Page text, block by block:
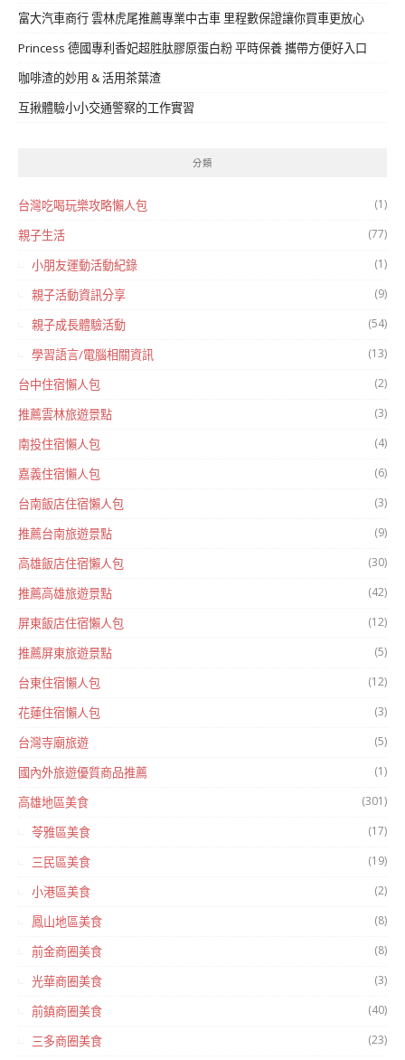
富大汽車商行 雲林虎尾推薦專業中古車 里程數保證讓你買車更放心
Princess 德國專利香妃超胜肽膠原蛋白粉 平時保養 攜帶方便好入口
咖啡渣的妙用 & 活用茶葉渣
互揪體驗小小交通警察的工作實習
分類
台灣吃喝玩樂攻略懶人包 (1)
親子生活 (77)
小朋友運動活動紀錄 (1)
親子活動資訊分享 (9)
親子成長體驗活動 (54)
學習語言/電腦相關資訊 (13)
台中住宿懶人包 (2)
推薦雲林旅遊景點 (3)
南投住宿懶人包 (4)
嘉義住宿懶人包 (6)
台南飯店住宿懶人包 (3)
推薦台南旅遊景點 (9)
高雄飯店住宿懶人包 (30)
推薦高雄旅遊景點 (42)
屏東飯店住宿懶人包 (12)
推薦屏東旅遊景點 (5)
台東住宿懶人包 (12)
花蓮住宿懶人包 (3)
台灣寺廟旅遊 (5)
國內外旅遊優質商品推薦 (1)
高雄地區美食 (301)
苓雅區美食 (17)
三民區美食 (19)
小港區美食 (2)
鳳山地區美食 (8)
前金商圈美食 (8)
光華商圈美食 (3)
前鎮商圈美食 (40)
三多商圈美食 (23)